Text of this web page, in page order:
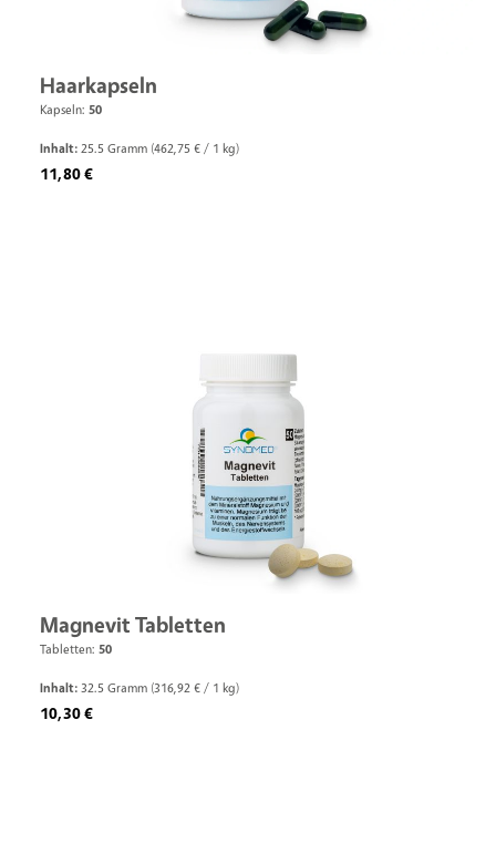
Haarkapseln
Kapseln: 50
Inhalt: 25.5 Gramm (462,75 € / 1 kg)
Regulärer Preis:
11,80 €
Magnevit Tabletten
Tabletten: 50
Inhalt: 32.5 Gramm (316,92 € / 1 kg)
Regulärer Preis:
10,30 €